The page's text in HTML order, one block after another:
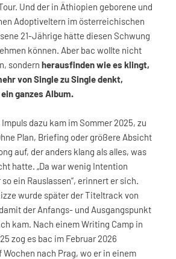
Und der in Äthiopien geborene und
Adoptiveltern im österreichischen
21-Jährige hätte diesen Schwung
können. Aber bac wollte nicht
sondern herausfinden wie es klingt,
von Single zu Single denkt,
ganzes Album.
dazu kam im Sommer 2025, zu
Plan, Briefing oder größere Absicht
auf, der anders klang als alles, was
hatte. „Da war wenig Intention
ein Rauslassen“, erinnert er sich.
wurde später der Titeltrack von
der Anfangs- und Ausgangspunkt
kam. Nach einem Writing Camp in
zog es bac im Februar 2026
nach Prag, wo er in einem